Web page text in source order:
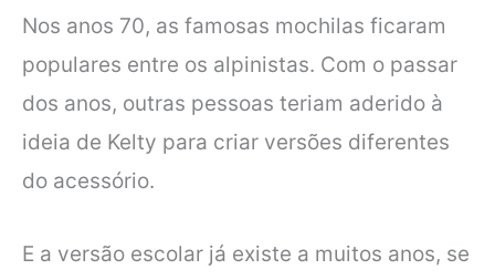
Nos anos 70, as famosas mochilas ficaram
populares entre os alpinistas. Com o passar
dos anos, outras pessoas teriam aderido à
ideia de Kelty para criar versões diferentes
do acessório.
E a versão escolar já existe a muitos anos, se